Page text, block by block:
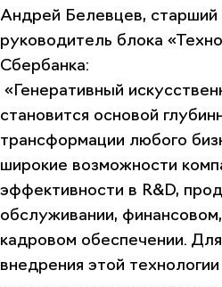
Андрей Белевцев, старший
руководитель блока
Сбербанка:
«Генеративный
становится основой
трансформации любого
широкие возможности
эффективности в R&D,
обслуживании,
кадровом обеспечении.
внедрения этой